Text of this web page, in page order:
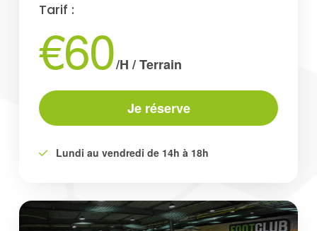
Tarif :
€60/H / Terrain
Je réserve
Lundi au vendredi de 14h à 18h